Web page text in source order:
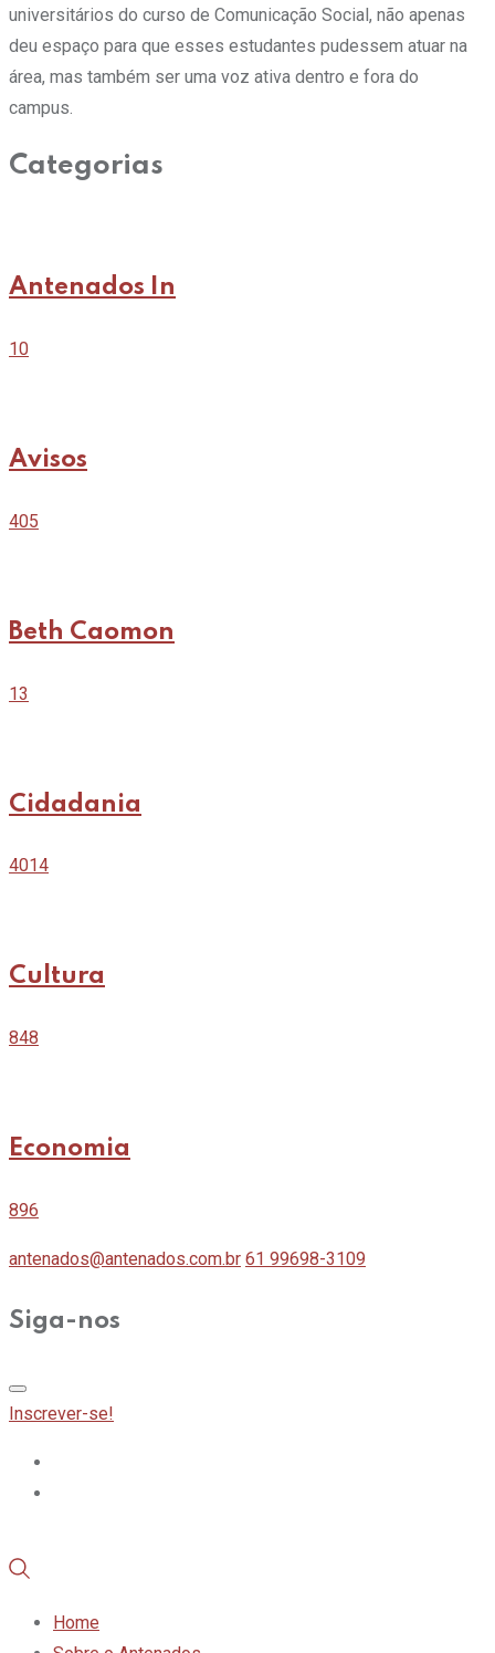
universitários do curso de Comunicação Social, não apenas
deu espaço para que esses estudantes pudessem atuar na
área, mas também ser uma voz ativa dentro e fora do
campus.
Categorias
Antenados In
10
Avisos
405
Beth Caomon
13
Cidadania
4014
Cultura
848
Economia
896
antenados@antenados.com.br 61 99698-3109
Siga-nos
Inscrever-se!
Home